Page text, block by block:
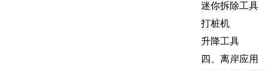
迷你拆除工具
打桩机
升降工具
四、离岸应用